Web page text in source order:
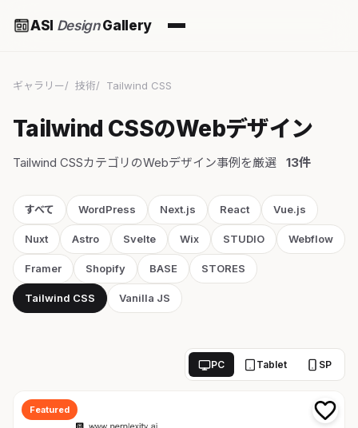
ASI DesignGallery
ギャラリー 技術 Tailwind CSS
Tailwind CSSのWebデザイン
Tailwind CSSカテゴリのWebデザイン事例を厳選 13件
すべて WordPress Next.js React Vue.js
Nuxt Astro Svelte Wix STUDIO Webflow
Framer Shopify BASE STORES
Tailwind CSS Vanilla JS
PC Tablet SP
Featured